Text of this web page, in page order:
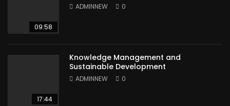
09:58
ADMINNEW 0
17:44
Knowledge Management and
Sustainable Development
ADMINNEW 0